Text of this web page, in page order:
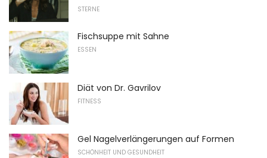
STERNE
Fischsuppe mit Sahne
ESSEN
Diät von Dr. Gavrilov
FITNESS
Gel Nagelverlängerungen auf Formen
SCHÖNHEIT UND GESUNDHEIT